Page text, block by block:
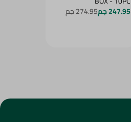
247.95 جم 274.95 جم